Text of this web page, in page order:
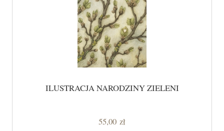
ILUSTRACJA NARODZINY ZIELENI
55,00 zł